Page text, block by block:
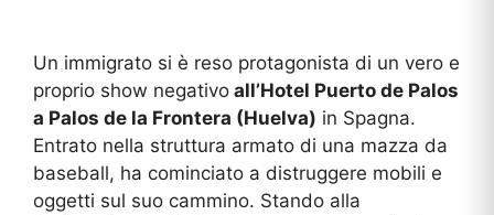
Un immigrato si è reso protagonista di un vero e
proprio show negativo all’Hotel Puerto de Palos
a Palos de la Frontera (Huelva) in Spagna.
Entrato nella struttura armato di una mazza da
baseball, ha cominciato a distruggere mobili e
oggetti sul suo cammino. Stando alla